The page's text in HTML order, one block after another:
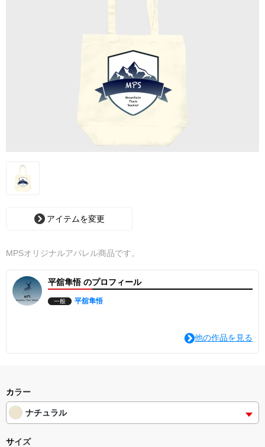
アイテムを変更
MPSオリジナルアパレル商品です。
平舘隼悟 のプロフィール
一般 平舘隼悟
他の作品を見る
カラー
ナチュラル
サイズ